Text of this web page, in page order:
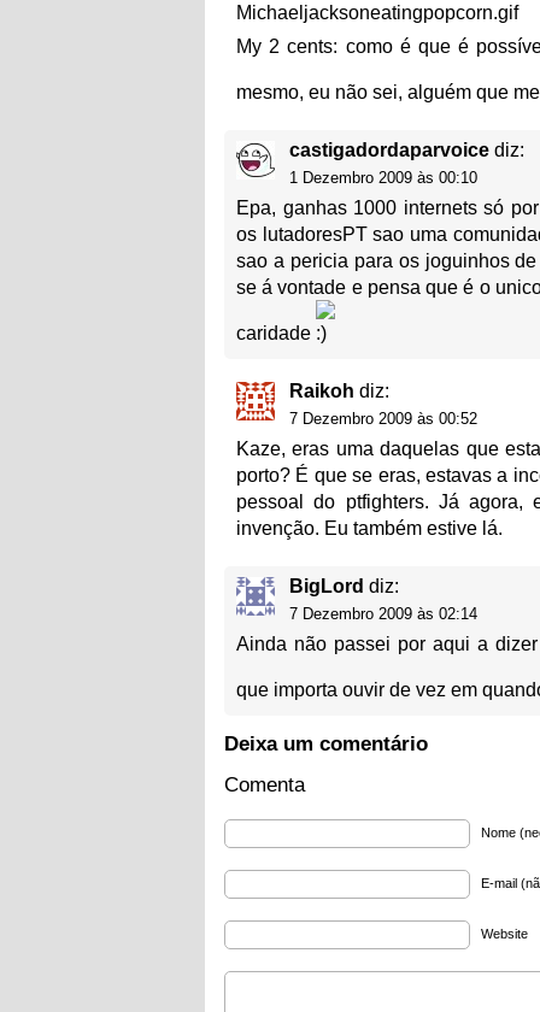
Michaeljacksoneatingpopcorn.gif
My 2 cents: como é que é
mesmo, eu não sei, alguém que
castigadordaparvoice diz:
1 Dezembro 2009 às 00:10
Epa, ganhas 1000 internets só
os lutadoresPT sao uma
sao a pericia para os joguinhos
se á vontade e pensa que é o
caridade
Raikoh diz:
7 Dezembro 2009 às 00:52
Kaze, eras uma daquelas que
porto? É que se eras, estavas a
pessoal do ptfighters. Já agora,
invenção. Eu também estive lá.
BigLord diz:
7 Dezembro 2009 às 02:14
Ainda não passei por aqui a
que importa ouvir de vez em
Deixa um comentário
Comenta
Nome
E-mail
Website